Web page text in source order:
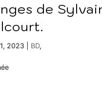
de
2023 BD,